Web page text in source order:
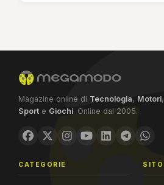
Magazine online di Tecnologia, Motori,
Sport e Giochi. Online dal 2005.
CATEGORIE SITO